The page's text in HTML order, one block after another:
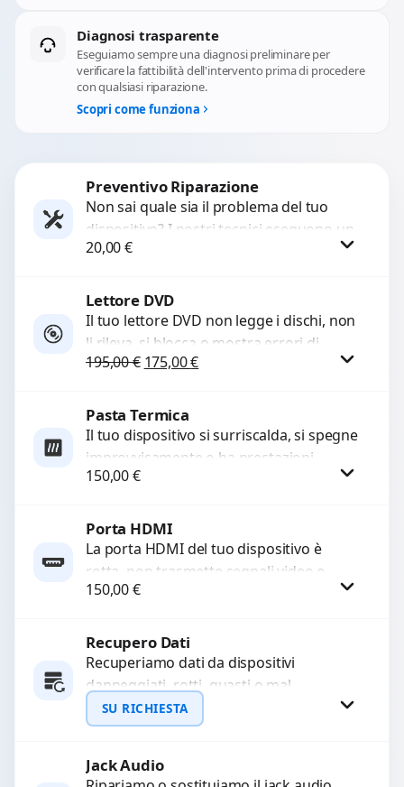
Diagnosi trasparente
Eseguiamo sempre una diagnosi preliminare per
verificare la fattibilità dell'intervento prima di procedere
con qualsiasi riparazione.
Scopri come funziona
Preventivo Riparazione
Non sai quale sia il problema del tuo
dispositivo? I nostri tecnici eseguono un
check-up completo con strumenti
20,00€
Lettore DVD
Il tuo lettore DVD non legge i dischi, non
li rileva, si blocca o mostra errori di
caricamento? Ripariamo o...
195,00€ Il prezzo originale era: 195,00 €.
175,00€Il prezzo attuale è: 175,00 €.
Procedi
Pasta Termica
Il tuo dispositivo si surriscalda, si spegne
improvvisamente o ha prestazioni
rallentate a causa di polvere o pasta
150,00€
Porta HDMI
La porta HDMI del tuo dispositivo è
rotta, non trasmette segnali video o
audio? Ripariamo o sostituiamo porte
150,00€
Procedi
Recupero Dati
Recuperiamo dati da dispositivi
danneggiati, rotti, guasti o mal
funzionanti. Utilizziamo strumenti
avanzati per recuperare file importanti
SU RICHIESTA
Richiedi Preventivo
Jack Audio